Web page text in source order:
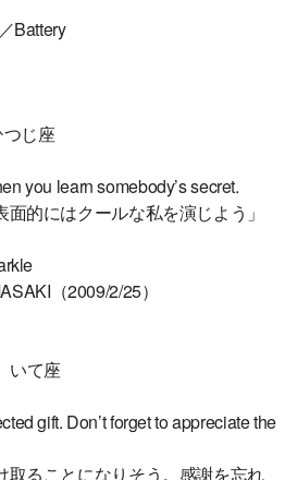
Battery
じ座
you learn somebody’s secret.
面的にはクールな私を演じよう」
（2009/2/25）
て座
gift. Don’t forget to appreciate the
取ることになりそう。感謝を忘れ